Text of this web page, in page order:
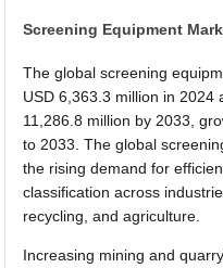
Screening Equipment
The global screening
USD 6,363.3 million in 2024
11,286.8 million by 2033,
to 2033. The global
the rising demand for
classification across
recycling, and agriculture.
Increasing mining and